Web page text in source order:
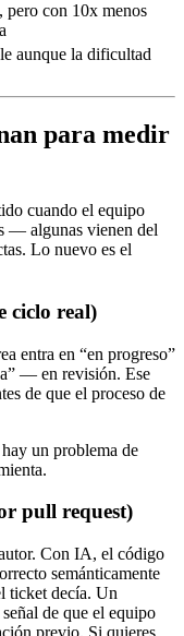
pero con 10x menos
aunque la dificultad
para medir
cuando el equipo
— algunas vienen del
Lo nuevo es el
ciclo real)
entra en “en progreso”
— en revisión. Ese
de que el proceso de
un problema de
pull request)
Con IA, el código
semánticamente
ticket decía. Un
de que el equipo